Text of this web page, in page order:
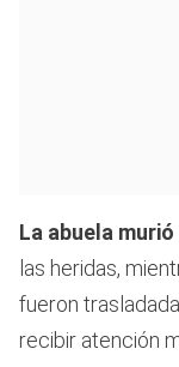
La abuela
las heridas,
fueron
recibir atención